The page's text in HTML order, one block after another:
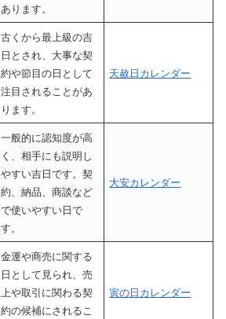
あります。
古くから最上級の吉
日とされ、大事な契
約や節目の日として
注目されることがあ
ります。
天赦日カレンダー
一般的に認知度が高
く、相手にも説明し
やすい吉日です。契
約、納品、商談など
で使いやすい日で
す。
大安カレンダー
金運や商売に関する
日として見られ、売
上や取引に関わる契
約の候補にされるこ
寅の日カレンダー